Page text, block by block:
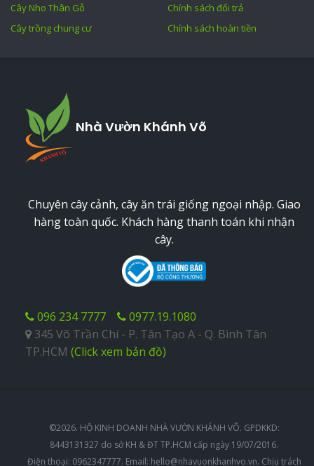
Cây Nho Thân Gỗ
Cây trồng chung cư
Chính sách đổi trả
Chính sách hoàn tiền
Nhà Vườn Khánh Võ
Chuyên cây cảnh, cây ăn trái giống ngoại nhập. Giao
hàng toàn quốc. Khách hàng thanh toán khi nhận
cây.
096 234 7777
0977.19.1080
345 Võ Trần Chí - P. Tân Tạo A - Q. Bình Tân
TP.HCM (Click xem bản đồ)
©2026. HỘ KINH DOANH NHÀ VƯỜN KHÁNH VÕ. GPDKKD:
8443131327 do sở KH & ĐT TP.HCM cấp ngày 19/07/2016.
Điện thoại: 0962347777. Email: hello@nhavuonkhanhvo.vn. Chịu trách